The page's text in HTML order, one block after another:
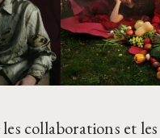
collaborations et les